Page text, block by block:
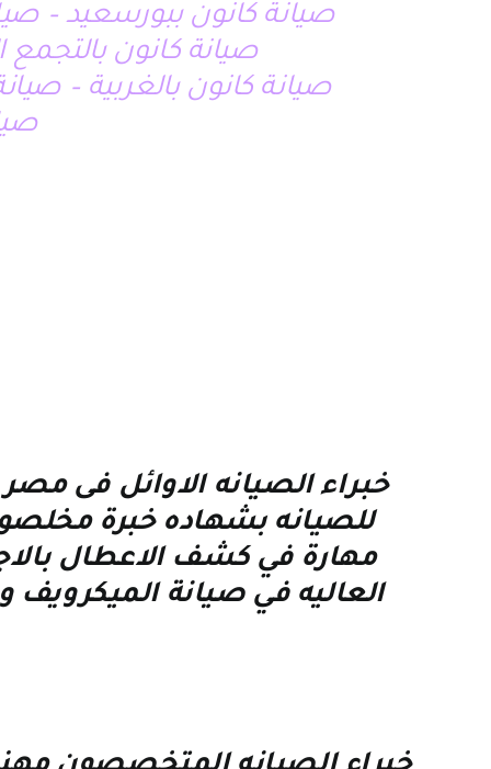
صيانة كانون ببورسعيد –
صيانة كانون
صيانة كانون بالغربية –
خبراء الصيانه الاوائل فى
للصيانه بشهاده خبرة
مهارة في كشف الاعطال
العاليه في صيانة الميكرويف